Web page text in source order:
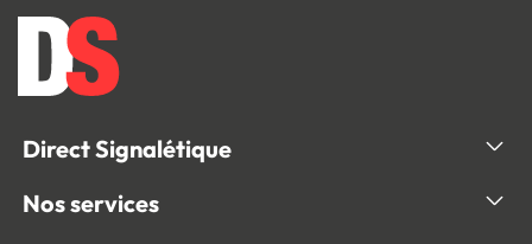
Direct Signalétique
Nos services